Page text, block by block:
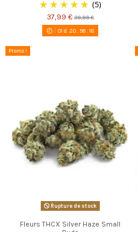
(5)
37,99 €39,99 €
01 d. 20:58:17
Promo !
Rupture de stock
Fleurs THCX Silver Haze Small